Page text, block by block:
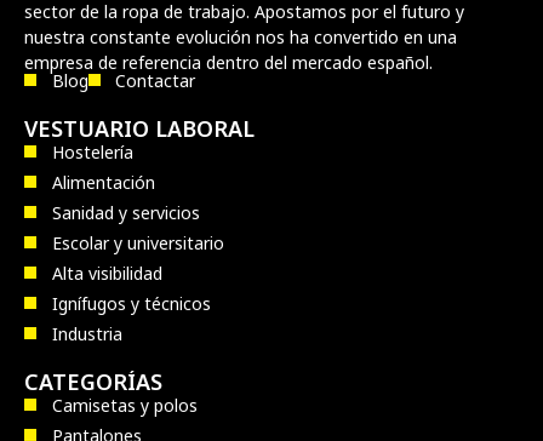
sector de la ropa de trabajo. Apostamos por el futuro y
nuestra constante evolución nos ha convertido en una
empresa de referencia dentro del mercado español.
Blog Contactar
VESTUARIO LABORAL
Hostelería
Alimentación
Sanidad y servicios
Escolar y universitario
Alta visibilidad
Ignífugos y técnicos
Industria
CATEGORÍAS
Camisetas y polos
Pantalones